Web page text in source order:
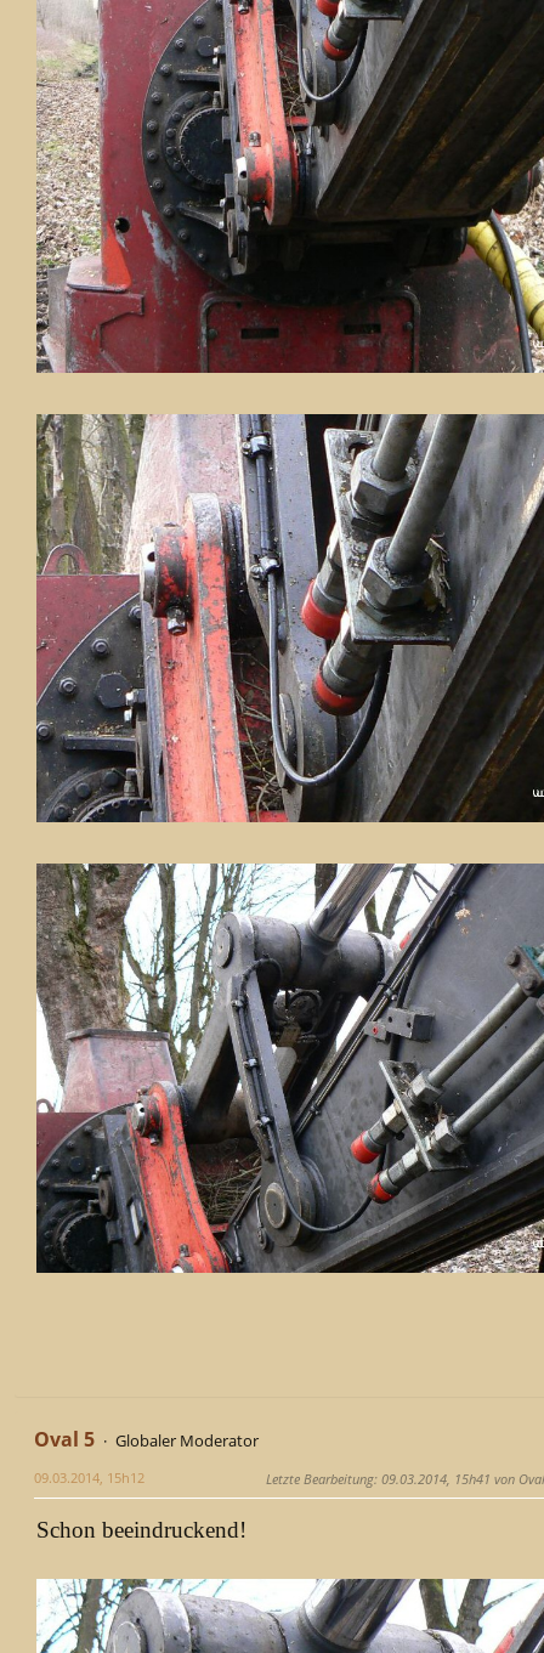
Oval 5 Globaler Moderator
09.03.2014, 15h12 Letzte Bearbeitung: 09.03.2014, 15h41 von
Schon beeindruckend!